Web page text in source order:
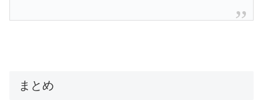
まとめ